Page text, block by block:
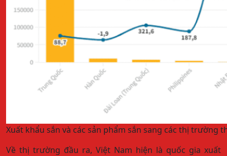
Xuất khẩu sắn và các sản phẩm sắn sang các thị trường
Về thị trường đầu ra, Việt Nam hiện là quốc gia xuất